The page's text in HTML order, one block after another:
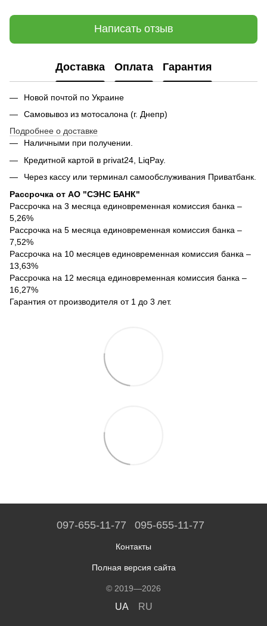
Написать отзыв
Доставка Оплата Гарантия
Новой почтой по Украине
Самовывоз из мотосалона (г. Днепр)
Подробнее о доставке
Наличными при получении.
Кредитной картой в privat24, LiqPay.
Через кассу или терминал самообслуживания Приватбанк.
Рассрочка от АО "СЭНС БАНК"
Рассрочка на 3 месяца единовременная комиссия банка –
5,26%
Рассрочка на 5 месяца единовременная комиссия банка –
7,52%
Рассрочка на 10 месяцев единовременная комиссия банка –
13,63%
Рассрочка на 12 месяца единовременная комиссия банка –
16,27%
Гарантия от производителя от 1 до 3 лет.
097-655-11-77 095-655-11-77
Контакты
Полная версия сайта
© 2019—2026
UA RU